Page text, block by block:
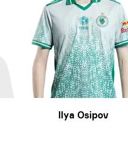
Ilya Osipov